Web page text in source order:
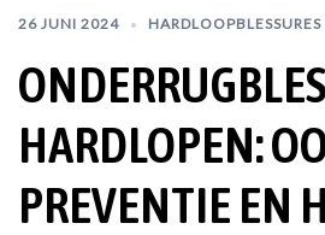
26 JUNI 2024 HARDLOOPBLESSURES
HARDLOPEN:
PREVENTIE EN